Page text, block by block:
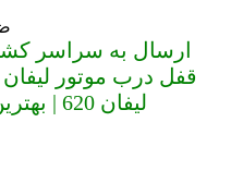
ارسال به سراسر
لیفان 620 | بهترین قفل درب موتور لیفان 620